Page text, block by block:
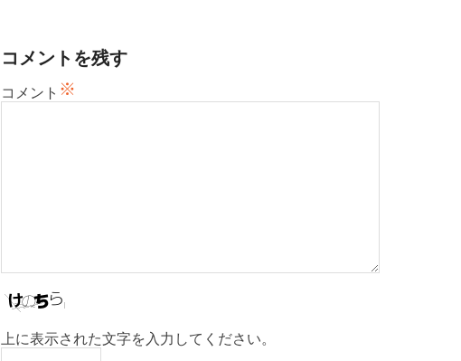
シ
ン
コメントを残す
コメント ※
上に表示された文字を入力してください。